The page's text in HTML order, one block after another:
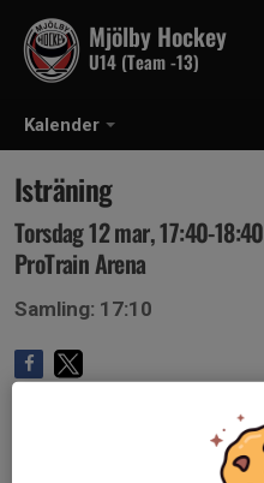
Kalender
Mjölby Hockey
U14 (Team -13)
Isträning
Torsdag 12 mar, 17:40-18:40
ProTrain Arena
Samling: 17:10